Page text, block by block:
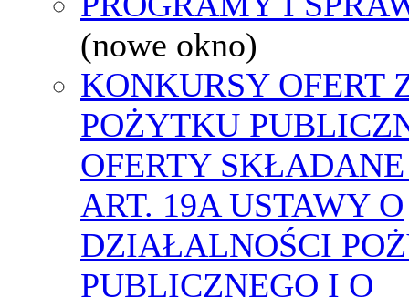
(nowe okno)
KONKURSY OFERT
POŻYTKU
OFERTY
ART. 19A USTAWY O
DZIAŁALNOŚCI
PUBLICZNEGO I O